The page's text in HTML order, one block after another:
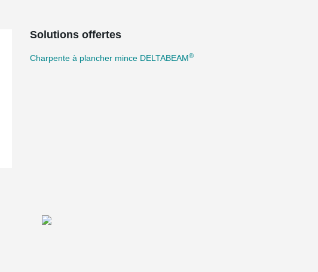
Solutions offertes
Charpente à plancher mince DELTABEAM®